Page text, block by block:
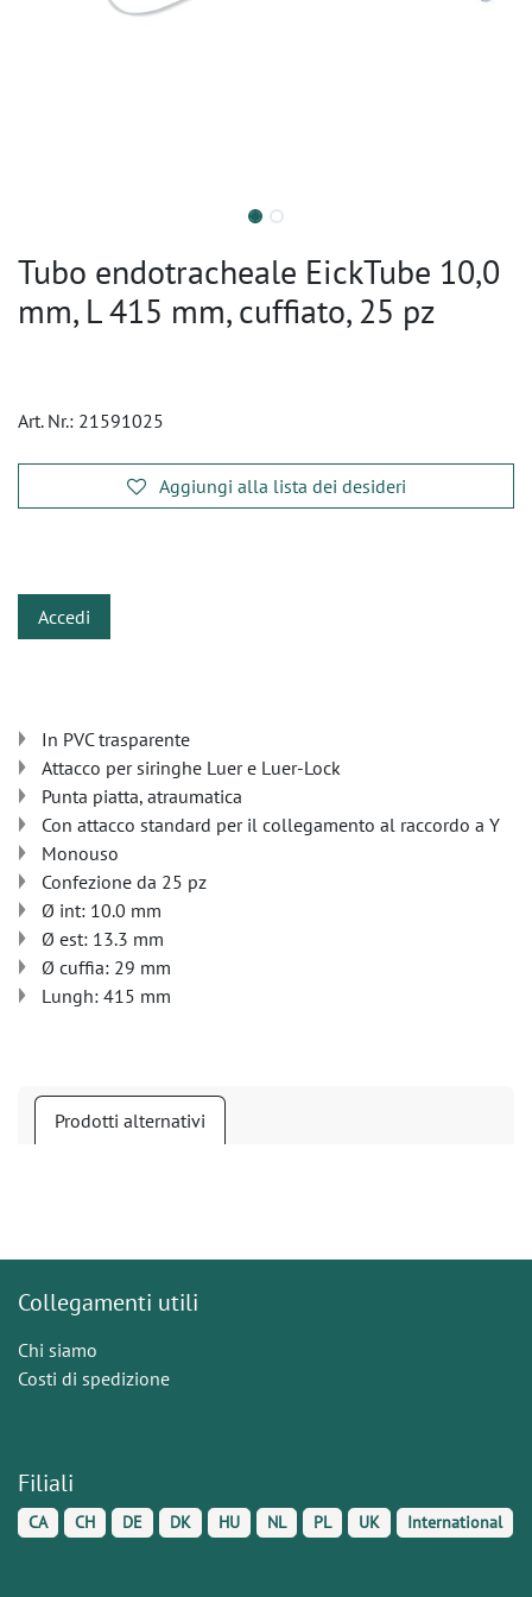
Tubo endotracheale EickTube 10,0
mm, L 415 mm, cuffiato, 25 pz
Art. Nr.: 21591025
Aggiungi alla lista dei desideri
Accedi
In PVC trasparente
Attacco per siringhe Luer e Luer-Lock
Punta piatta, atraumatica
Con attacco standard per il collegamento al raccordo a Y
Monouso
Confezione da 25 pz
Ø int: 10.0 mm
Ø est: 13.3 mm
Ø cuffia: 29 mm
Lungh: 415 mm
Prodotti alternativi
Collegamenti utili
Chi siamo
Costi di spedizione
Filiali
CA CH DE DK HU NL PL UK International